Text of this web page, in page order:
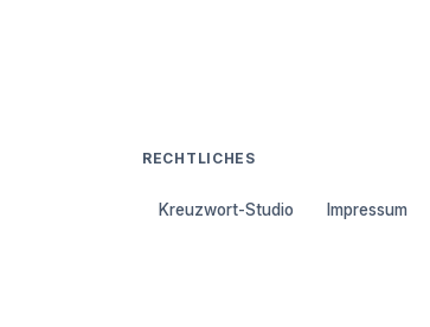
RECHTLICHES
Kreuzwort-Studio Impressum